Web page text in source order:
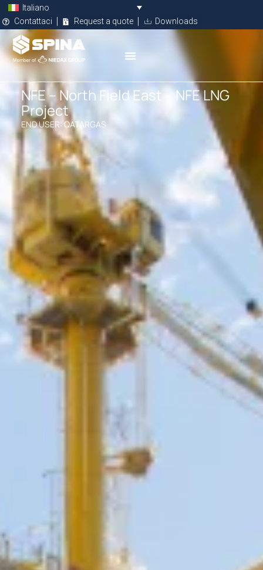
Italiano
Contattaci
Request a quote Downloads
NFE – North Field East – NFE LNG
Project
END USER: QATARGAS